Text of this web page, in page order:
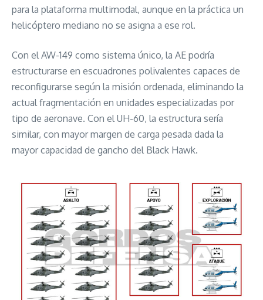
para la plataforma multimodal, aunque en la práctica un
helicóptero mediano no se asigna a ese rol.
Con el AW-149 como sistema único, la AE podría
estructurarse en escuadrones polivalentes capaces de
reconfigurarse según la misión ordenada, eliminando la
actual fragmentación en unidades especializadas por
tipo de aeronave. Con el UH-60, la estructura sería
similar, con mayor margen de carga pesada dada la
mayor capacidad de gancho del Black Hawk.